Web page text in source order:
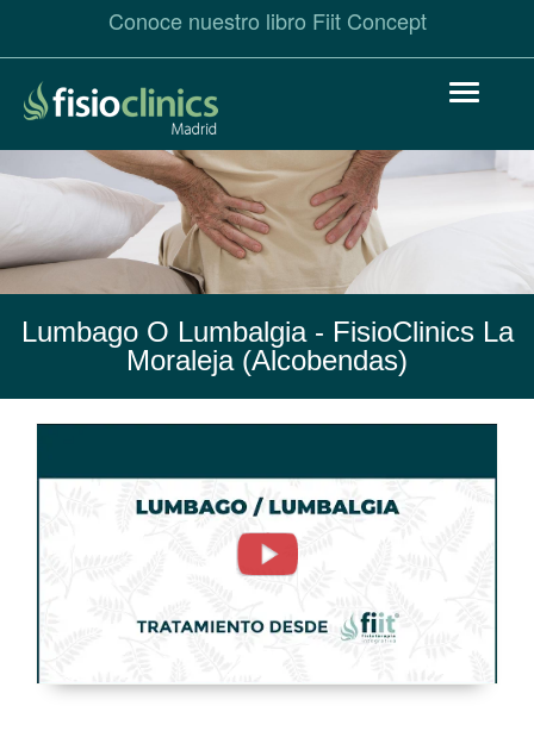
Pasar
contenido
principal
Conoce nuestro libro Fiit Concept
Toggle
Lumbago O Lumbalgia- FisioClinics La
Moraleja (Alcobendas)
Lumbago
o
Lumbalgia.
Fisioterapia
-